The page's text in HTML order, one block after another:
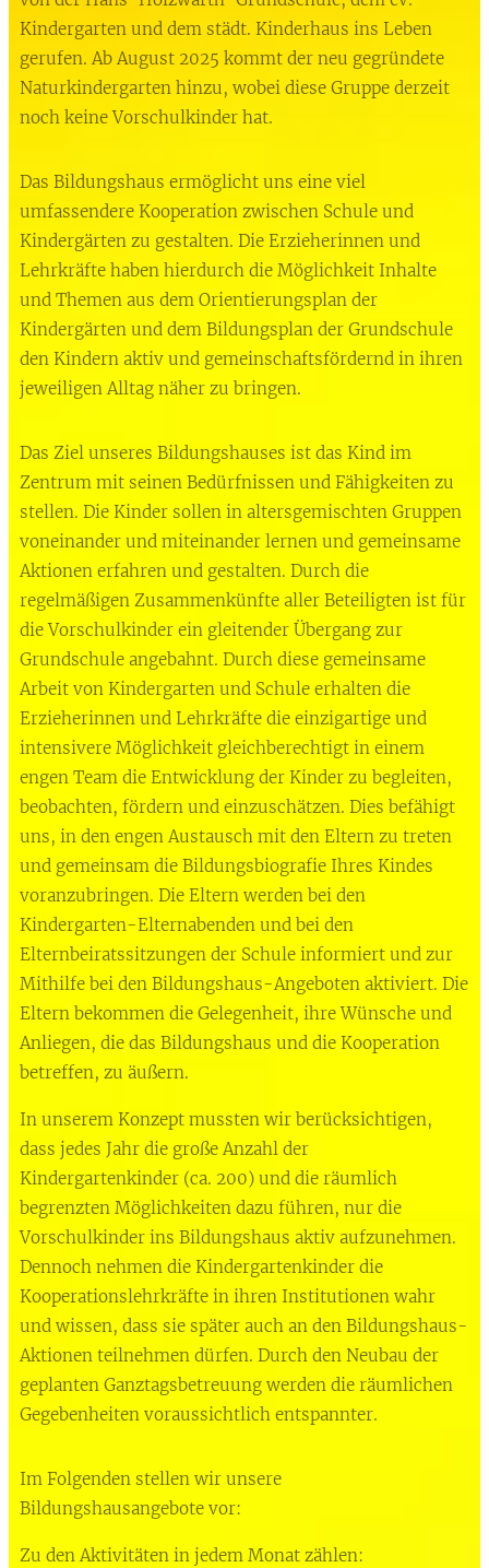
Kindergarten und dem städt. Kinderhaus ins Leben
gerufen. Ab August 2025 kommt der neu gegründete
Naturkindergarten hinzu, wobei diese Gruppe derzeit
noch keine Vorschulkinder hat.
Das Bildungshaus ermöglicht uns eine viel
umfassendere Kooperation zwischen Schule und
Kindergärten zu gestalten. Die Erzieherinnen und
Lehrkräfte haben hierdurch die Möglichkeit Inhalte
und Themen aus dem Orientierungsplan der
Kindergärten und dem Bildungsplan der Grundschule
den Kindern aktiv und gemeinschaftsfördernd in ihren
jeweiligen Alltag näher zu bringen.
Das Ziel unseres Bildungshauses ist das Kind im
Zentrum mit seinen Bedürfnissen und Fähigkeiten zu
stellen. Die Kinder sollen in altersgemischten Gruppen
voneinander und miteinander lernen und gemeinsame
Aktionen erfahren und gestalten. Durch die
regelmäßigen Zusammenkünfte aller Beteiligten ist für
die Vorschulkinder ein gleitender Übergang zur
Grundschule angebahnt. Durch diese gemeinsame
Arbeit von Kindergarten und Schule erhalten die
Erzieherinnen und Lehrkräfte die einzigartige und
intensivere Möglichkeit gleichberechtigt in einem
engen Team die Entwicklung der Kinder zu begleiten,
beobachten, fördern und einzuschätzen. Dies befähigt
uns, in den engen Austausch mit den Eltern zu treten
und gemeinsam die Bildungsbiografie Ihres Kindes
voranzubringen. Die Eltern werden bei den
Kindergarten-Elternabenden und bei den
Elternbeiratssitzungen der Schule informiert und zur
Mithilfe bei den Bildungshaus-Angeboten aktiviert. Die
Eltern bekommen die Gelegenheit, ihre Wünsche und
Anliegen, die das Bildungshaus und die Kooperation
betreffen, zu äußern.
In unserem Konzept mussten wir berücksichtigen,
dass jedes Jahr die große Anzahl der
Kindergartenkinder (ca. 200) und die räumlich
begrenzten Möglichkeiten dazu führen, nur die
Vorschulkinder ins Bildungshaus aktiv aufzunehmen.
Dennoch nehmen die Kindergartenkinder die
Kooperationslehrkräfte in ihren Institutionen wahr
und wissen, dass sie später auch an den Bildungshaus-
Aktionen teilnehmen dürfen. Durch den Neubau der
geplanten Ganztagsbetreuung werden die räumlichen
Gegebenheiten voraussichtlich entspannter.
Im Folgenden stellen wir unsere
Bildungshausangebote vor:
Zu den Aktivitäten in jedem Monat zählen: